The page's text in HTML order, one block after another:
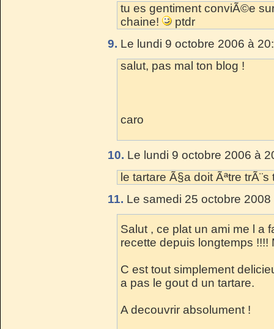
tu es gentiment conviÃ©e
chaine!
ptdr
9. Le lundi 9 octobre 2006 à
salut, pas mal ton blog !
caro
10. Le lundi 9 octobre 2006 à
le tartare Ã§a doit Ãªtre
11. Le samedi 25 octobre
Salut , ce plat un ami me l a
recette depuis longtemps !!!!
C est tout simplement
a pas le gout d un tartare.
A decouvrir absolument !